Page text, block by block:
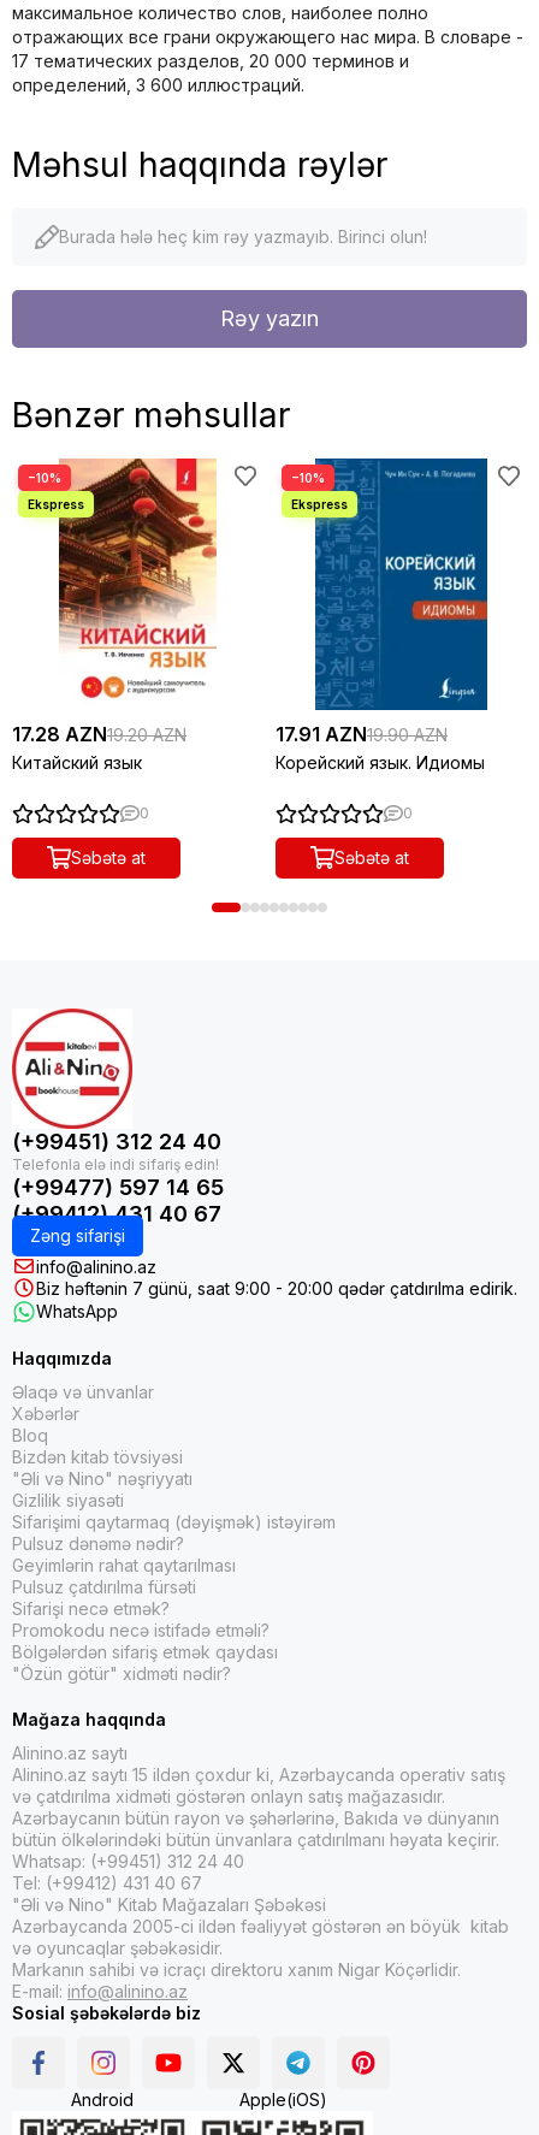
максимальное количество слов, наиболее полно
отражающих все грани окружающего нас мира. В словаре -
17 тематических разделов, 20 000 терминов и
определений, 3 600 иллюстраций.
Məhsul haqqında rəylər
Burada hələ heç kim rəy yazmayıb. Birinci olun!
Rəy yazın
Bənzər məhsullar
−10%
17.28 AZN19.20 AZN
Китайский язык
0
Səbətə at
−10%
17.91 AZN19.90 AZN
Корейский язык. Идиомы
0
Səbətə at
(+99451) 312 24 40
(+99477) 597 14 65
(+99412) 431 40 67
Zəng sifarişi
info@alinino.az
Biz həftənin 7 günü, saat 9:00 - 20:00 qədər çatdırılma edirik.
WhatsApp
Haqqımızda
Əlaqə və ünvanlar
Xəbərlər
Bloq
Bizdən kitab tövsiyəsi
"Əli və Nino" nəşriyyatı
Gizlilik siyasəti
Sifarişimi qaytarmaq (dəyişmək) istəyirəm
Pulsuz dənəmə nədir?
Geyimlərin rahat qaytarılması
Pulsuz çatdırılma fürsəti
Sifarişi necə etmək?
Promokodu necə istifadə etməli?
Bölgələrdən sifariş etmək qaydası
"Özün götür" xidməti nədir?
Mağaza haqqında
Alinino.az saytı
Alinino.az saytı 15 ildən çoxdur ki, Azərbaycanda operativ satış
və çatdırılma xidməti göstərən onlayn satış mağazasıdır.
Azərbaycanın bütün rayon və şəhərlərinə, Bakıda və dünyanın
bütün ölkələrindəki bütün ünvanlara çatdırılmanı həyata keçirir.
Whatsap: (+99451) 312 24 40
Tel: (+99412) 431 40 67
"Əli və Nino" Kitab Mağazaları Şəbəkəsi
Azərbaycanda 2005-ci ildən fəaliyyət göstərən ən böyük kitab
və oyuncaqlar şəbəkəsidir.
Markanın sahibi və icraçı direktoru xanım Nigar Köçərlidir.
E-mail: info@alinino.az
Sosial şəbəkələrdə biz
Android Apple(iOS)